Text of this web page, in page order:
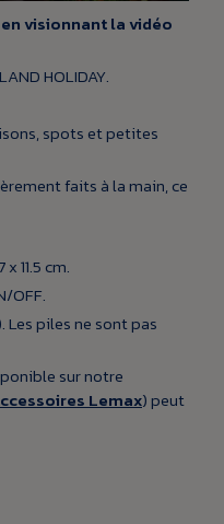
visionnant la vidéo
HOLIDAY.
spots et petites
faits à la main, ce
11.5 cm.
OFF.
Les piles ne sont pas
sur notre
Lemax) peut